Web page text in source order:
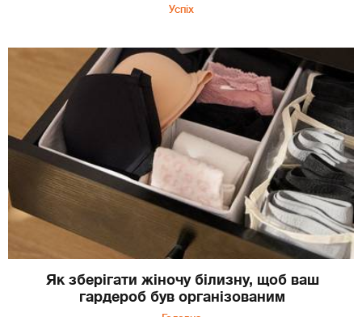
Успіх
Як зберігати жіночу білизну, щоб ваш
гардероб був організованим